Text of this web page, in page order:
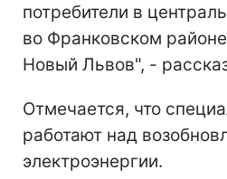
потребители в
во Франковском
Новый Львов", -
Отмечается, что
работают над
электроэнергии.